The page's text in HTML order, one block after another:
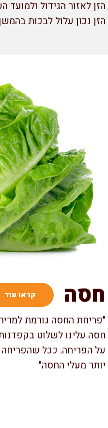
לאזור הגידול ולמועד
נכון עלול לבכות בהמשך"
החסה גורמת
עלינו לשלוט
הפריחה. ככל שהפריחה
מעלי החסה"
קראו עוד